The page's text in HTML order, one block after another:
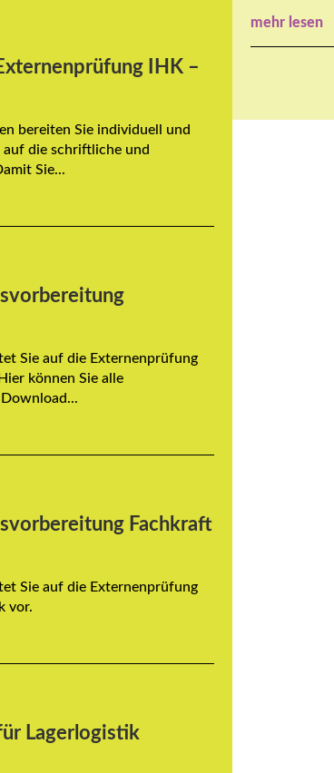
IHK –
bereiten Sie individuell und
auf die schriftliche und
Sie...
Sie auf die Externenprüfung
können Sie alle
Fachkraft
Sie auf die Externenprüfung
vor.
Lagerlogistik
mehr lesen